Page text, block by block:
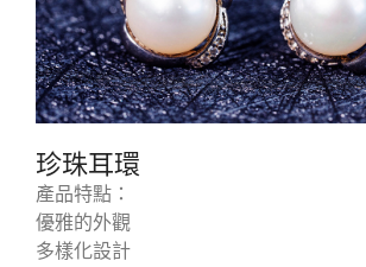
珍珠耳環
產品特點：
優雅的外觀
多樣化設計